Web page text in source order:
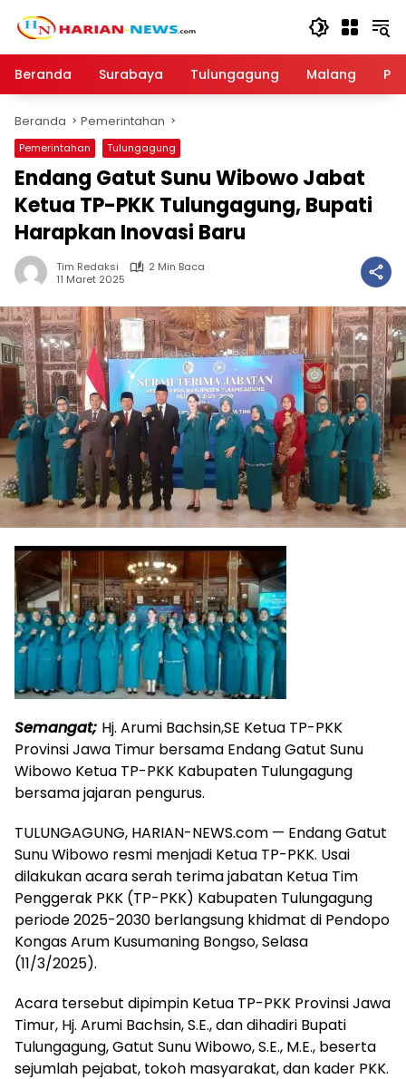
Beranda
Surabaya Tulungagung Malang
Beranda Pemerintahan
Pemerintahan Tulungagung
Endang Gatut Sunu Wibowo Jabat
Ketua TP-PKK Tulungagung, Bupati
Harapkan Inovasi Baru
Tim Redaksi
2 Min Baca
11 Maret 2025
Semangat; Hj. Arumi Bachsin,SE Ketua TP-PKK
Provinsi Jawa Timur bersama Endang Gatut Sunu
Wibowo Ketua TP-PKK Kabupaten Tulungagung
bersama jajaran pengurus.
TULUNGAGUNG, HARIAN-NEWS.com — Endang Gatut
Sunu Wibowo resmi menjadi Ketua TP-PKK. Usai
dilakukan acara serah terima jabatan Ketua Tim
Penggerak PKK (TP-PKK) Kabupaten Tulungagung
periode 2025-2030 berlangsung khidmat di Pendopo
Kongas Arum Kusumaning Bongso, Selasa
(11/3/2025).
Acara tersebut dipimpin Ketua TP-PKK Provinsi Jawa
Timur, Hj. Arumi Bachsin, S.E., dan dihadiri Bupati
Tulungagung, Gatut Sunu Wibowo, S.E., M.E., beserta
sejumlah pejabat, tokoh masyarakat, dan kader PKK.